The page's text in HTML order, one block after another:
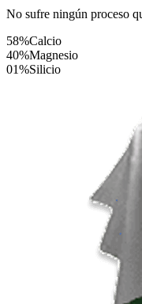
No sufre ningún proceso
58%Calcio
40%Magnesio
01%Silicio